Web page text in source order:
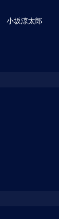
坂涼太郎